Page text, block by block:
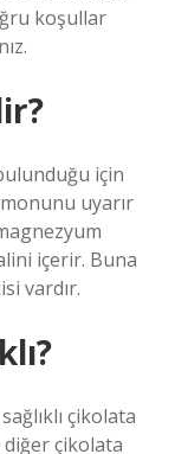
koşullar
için
uyarır
içerir. Buna
vardır.
çikolata
çikolata